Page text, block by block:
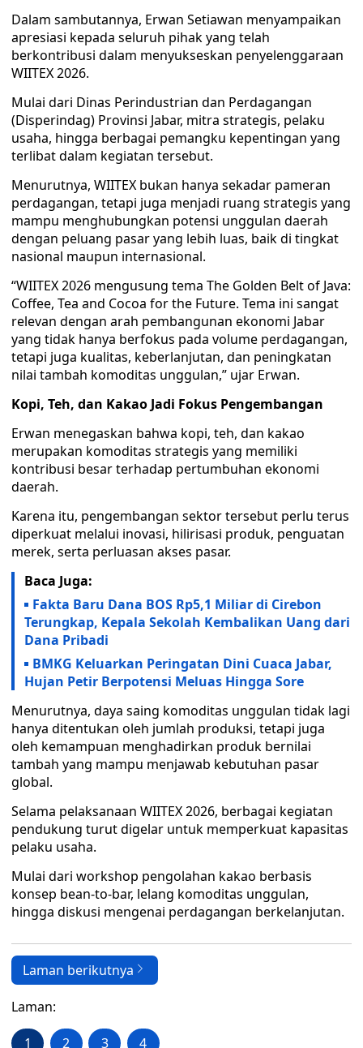
Dalam sambutannya, Erwan Setiawan menyampaikan
apresiasi kepada seluruh pihak yang telah
berkontribusi dalam menyukseskan penyelenggaraan
WIITEX 2026.
Mulai dari Dinas Perindustrian dan Perdagangan
(Disperindag) Provinsi Jabar, mitra strategis, pelaku
usaha, hingga berbagai pemangku kepentingan yang
terlibat dalam kegiatan tersebut.
Menurutnya, WIITEX bukan hanya sekadar pameran
perdagangan, tetapi juga menjadi ruang strategis yang
mampu menghubungkan potensi unggulan daerah
dengan peluang pasar yang lebih luas, baik di tingkat
nasional maupun internasional.
“WIITEX 2026 mengusung tema The Golden Belt of Java:
Coffee, Tea and Cocoa for the Future. Tema ini sangat
relevan dengan arah pembangunan ekonomi Jabar
yang tidak hanya berfokus pada volume perdagangan,
tetapi juga kualitas, keberlanjutan, dan peningkatan
nilai tambah komoditas unggulan,” ujar Erwan.
Kopi, Teh, dan Kakao Jadi Fokus Pengembangan
Erwan menegaskan bahwa kopi, teh, dan kakao
merupakan komoditas strategis yang memiliki
kontribusi besar terhadap pertumbuhan ekonomi
daerah.
Karena itu, pengembangan sektor tersebut perlu terus
diperkuat melalui inovasi, hilirisasi produk, penguatan
merek, serta perluasan akses pasar.
Baca Juga:
Fakta Baru Dana BOS Rp5,1 Miliar di Cirebon
Terungkap, Kepala Sekolah Kembalikan Uang dari
Dana Pribadi
BMKG Keluarkan Peringatan Dini Cuaca Jabar,
Hujan Petir Berpotensi Meluas Hingga Sore
Menurutnya, daya saing komoditas unggulan tidak lagi
hanya ditentukan oleh jumlah produksi, tetapi juga
oleh kemampuan menghadirkan produk bernilai
tambah yang mampu menjawab kebutuhan pasar
global.
Selama pelaksanaan WIITEX 2026, berbagai kegiatan
pendukung turut digelar untuk memperkuat kapasitas
pelaku usaha.
Mulai dari workshop pengolahan kakao berbasis
konsep bean-to-bar, lelang komoditas unggulan,
hingga diskusi mengenai perdagangan berkelanjutan.
Laman berikutnya
Laman:
1 2 3 4